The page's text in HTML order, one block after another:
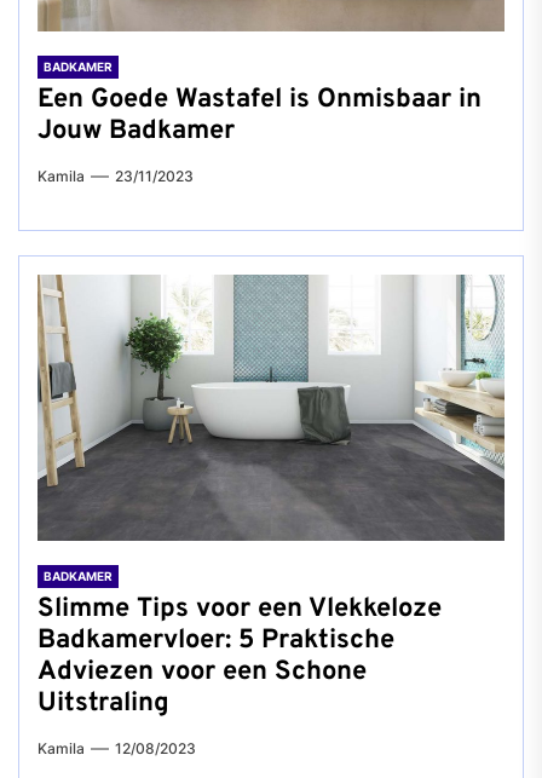
BADKAMER
Een Goede Wastafel is Onmisbaar in
Jouw Badkamer
Kamila 23/11/2023
BADKAMER
Slimme Tips voor een Vlekkeloze
Badkamervloer: 5 Praktische
Adviezen voor een Schone
Uitstraling
Kamila 12/08/2023